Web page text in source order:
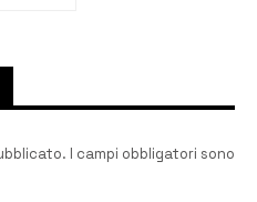
I campi obbligatori sono